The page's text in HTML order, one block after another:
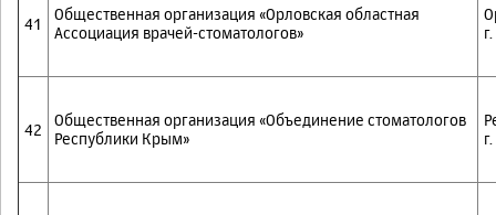
41
Общественная организация «Орловская областная
Ассоциация врачей-стоматологов»
42
Общественная организация «Объединение стоматологов
Республики Крым»